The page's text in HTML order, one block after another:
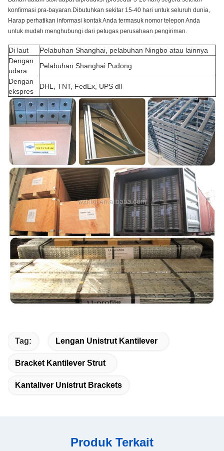
konfirmasi pra-bayaran.Dibutuhkan sekitar 15-40 hari untuk seluruh dunia,
Harap perhatikan informasi kontak Anda termasuk nomor telepon Anda
untuk mudah menghubungi dari petugas perusahaan pengiriman.
Di laut
Pelabuhan Shanghai, pelabuhan Ningbo atau lainnya
Dengan
udara
Pelabuhan Shanghai Pudong
Dengan
ekspres
DHL, TNT, FedEx, UPS dll
Tag: Lengan Unistrut Kantilever
Bracket Kantilever Strut
Kantaliver Unistrut Brackets
Produk Terkait